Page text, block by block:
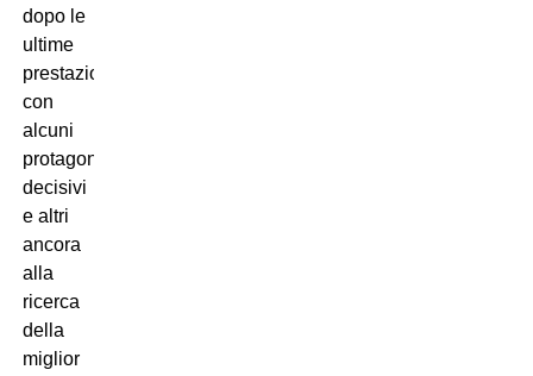
dopo le
ultime
prestazioni,
con
alcuni
protagonisti
decisivi
e altri
ancora
alla
ricerca
della
miglior